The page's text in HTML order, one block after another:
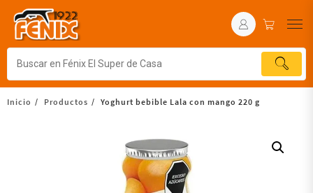
Inicio Productos Yoghurt bebible Lala con mango 220 g